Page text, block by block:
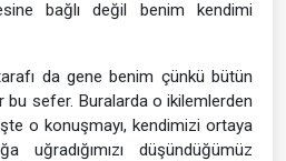
bağlı değil benim kendimi
da gene benim çünkü bütün
bu sefer. Buralarda o ikilemlerden
o konuşmayı, kendimizi ortaya
uğradığımızı düşündüğümüz